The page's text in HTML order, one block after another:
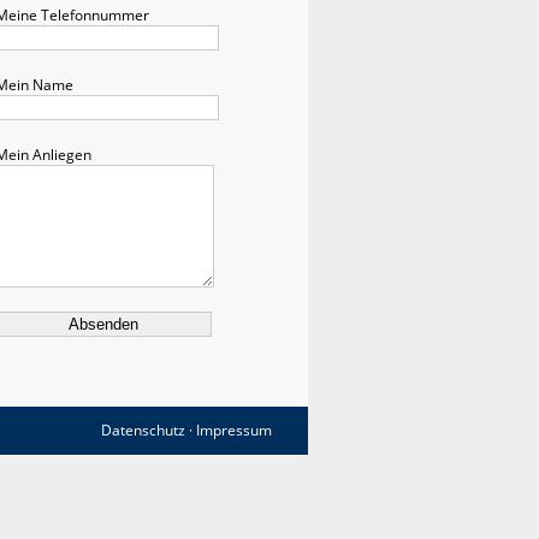
Telefonnummer
Name
Anliegen
Datenschutz · Impressum